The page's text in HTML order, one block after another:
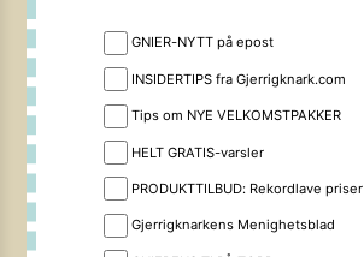
GNIER-NYTT på epost
INSIDERTIPS fra Gjerrigknark.com
Tips om NYE VELKOMSTPAKKER
HELT GRATIS-varsler
PRODUKTTILBUD: Rekordlave priser
Gjerrigknarkens Menighetsblad